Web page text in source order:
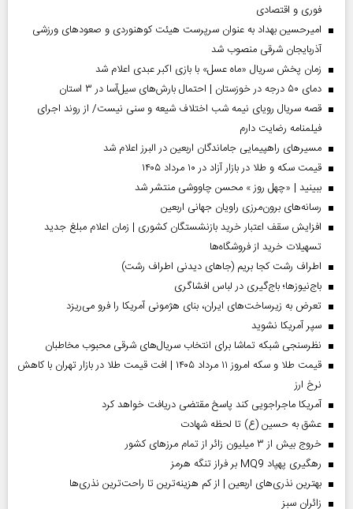
فوری و اقتصادی
امیرحسین بهداد به عنوان سرپرست هیئت کوهنوردی و صعودهای ورزشی
آذربایجان شرقی منصوب شد
زمان پخش سریال «ماه عسل» با بازی اکبر عبدی اعلام شد
دمای ۵۰ درجه در خوزستان | احتمال بارش‌های سیل‌آسا در ۳ استان
قصه سریال رویای نیمه شب اختلاف شیعه و سنی نیست/ از روند اجرای
فیلمنامه رضایت دارم
مسیر‌های راهپیمایی جاماندگان اربعین در البرز اعلام شد
قیمت سکه و طلا در بازار آزاد در ۱۰ مرداد ۱۴۰۵
ببینید | «چهل روز » محسن چاووشی منتشر شد
رسانه‌های برون‌مرزی راویان جهانی اربعین
افزایش سقف اعتبار خرید بازنشستگان کشوری | زمان اعلام مبلغ جدید
تسهیلات خرید از فروشگاه‌ها
اطراف رشت کجا بریم (جاهای دیدنی اطراف رشت)
باج‌نیوزها؛ باج‌گیری در لباس افشاگری
تعرض به زیرساخت‌های ایران، بنای هژمونی آمریکا را فرو می‌ریزد
سپر آمریکا نشوید
نظرسنجی شبکه تماشا برای انتخاب سریال‌های شرقی محبوب مخاطبان
قیمت طلا و سکه امروز ۱۱ مرداد ۱۴۰۵ | افت قیمت طلا در بازار تهران با کاهش
نرخ ارز
آمریکا ماجراجویی کند پاسخ مقتضی دریافت خواهد کرد
عشق به حسین (ع) تا لحظه شهادت
خروج بیش از ۳ میلیون زائر از تمام مرز‌های کشور
رهگیری پهپاد MQ9 بر فراز تنگه هرمز
بهترین نذری‌های اربعین | از کم هزینه‌ترین تا راحت‌ترین نذری‌ها
‌زائران سبز